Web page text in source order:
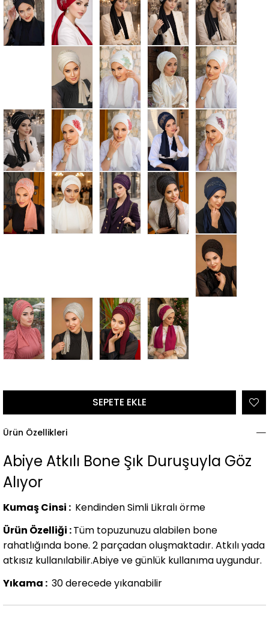
Ürün Özellikleri
Abiye Atkılı Bone Şık Duruşuyla Göz
Alıyor
Kumaş Cinsi : Kendinden Simli Likralı örme
Ürün Özelliği :Tüm topuzunuzu alabilen bone
rahatlığında bone. 2 parçadan oluşmaktadır. Atkılı yada
atkısız kullanılabilir.Abiye ve günlük kullanıma uygundur.
Yıkama : 30 derecede yıkanabilir